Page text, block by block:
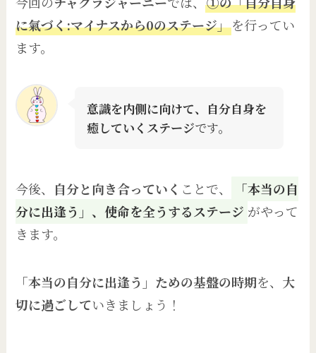
に氣づく:マイナスから0のステージ」を行ってい
ます。
意識を内側に向けて、自分自身を
癒していくステージです。
今後、 自分と向き合っていく ことで、
「本当の自
分に出逢う」、使命を全うするステージ がやって
きます。
「本当の自分に出逢う」ための基盤の時期を、 大
切に過ごしていきましょう！